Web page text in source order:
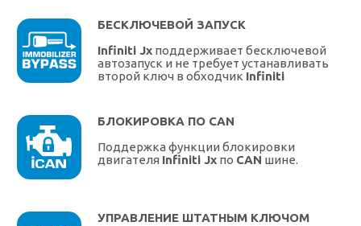
БЕСКЛЮЧЕВОЙ ЗАПУСК
Infiniti Jx поддерживает бесключевой
автозапуск и не требует устанавливать
второй ключ в обходчик Infiniti
БЛОКИРОВКА ПО CAN
Поддержка функции блокировки
двигателя Infiniti Jx по CAN шине.
УПРАВЛЕНИЕ ШТАТНЫМ КЛЮЧОМ